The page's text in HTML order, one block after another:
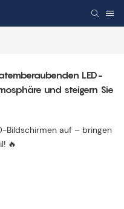
LED-
und steigern Sie
Bildschirmen auf – bringen
🔥